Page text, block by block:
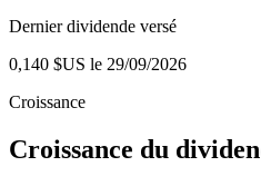
Dernier dividende versé
0,140 $US le 29/09/2026
Croissance
Croissance du